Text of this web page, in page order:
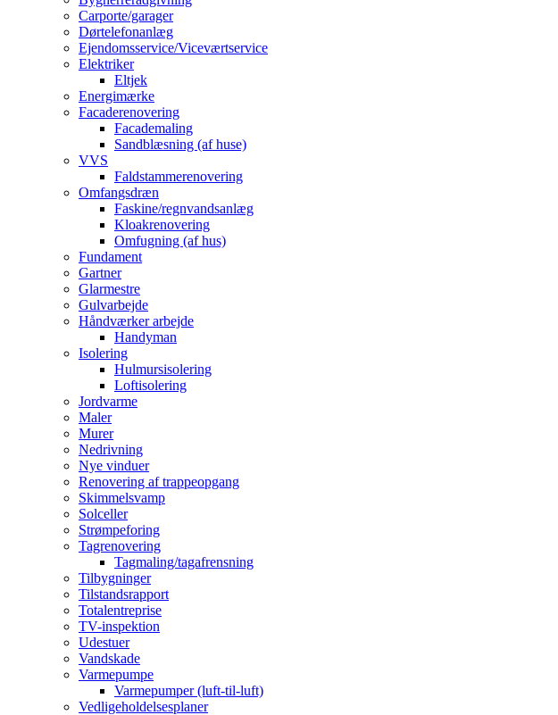
Carporte/garager
Dørtelefonanlæg
Ejendomsservice/Viceværtservice
Elektriker
Eltjek
Energimærke
Facaderenovering
Facademaling
Sandblæsning (af huse)
VVS
Faldstammerenovering
Omfangsdræn
Faskine/regnvandsanlæg
Kloakrenovering
Omfugning (af hus)
Fundament
Gartner
Glarmestre
Gulvarbejde
Håndværker arbejde
Handyman
Isolering
Hulmursisolering
Loftisolering
Jordvarme
Maler
Murer
Nedrivning
Nye vinduer
Renovering af trappeopgang
Skimmelsvamp
Solceller
Strømpeforing
Tagrenovering
Tagmaling/tagafrensning
Tilbygninger
Tilstandsrapport
Totalentreprise
TV-inspektion
Udestuer
Vandskade
Varmepumpe
Varmepumper (luft-til-luft)
Vedligeholdelsesplaner